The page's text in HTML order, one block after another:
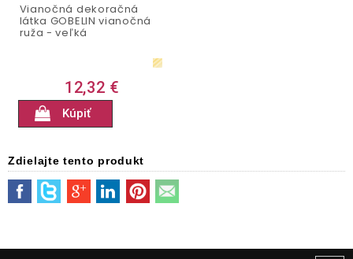
Vianočná dekoračná
látka GOBELIN vianočná
ruža - veľká
12,32 €
Kúpiť
Zdielajte tento produkt